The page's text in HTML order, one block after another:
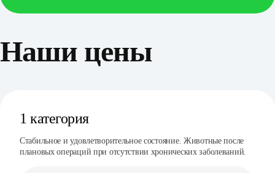
Наши цены
1 категория
Стабильное и удовлетворительное состояние. Животные после
плановых операций при отсутствии хронических заболеваний.